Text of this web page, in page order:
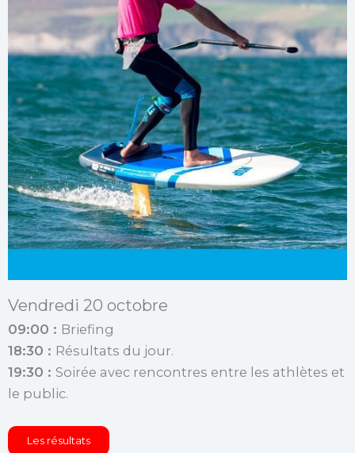
Vendredi 20 octobre
09:00 : Briefing
18:30 : Résultats du jour.
19:30 : Soirée avec rencontres entre les athlètes et
le public.
Les résultats